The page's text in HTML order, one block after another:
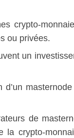
crypto-
ou privées.
un
de
la crypto-